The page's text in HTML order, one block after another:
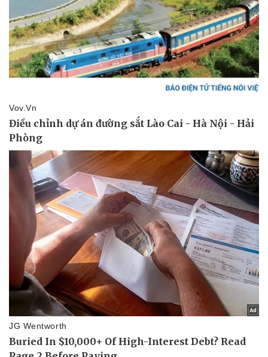
Bất động sản
Khởi nghiệp
Thị trường
Giá vàng
Tiêu dùng
Tỷ giá
Chứng khoán
Giá cà phê